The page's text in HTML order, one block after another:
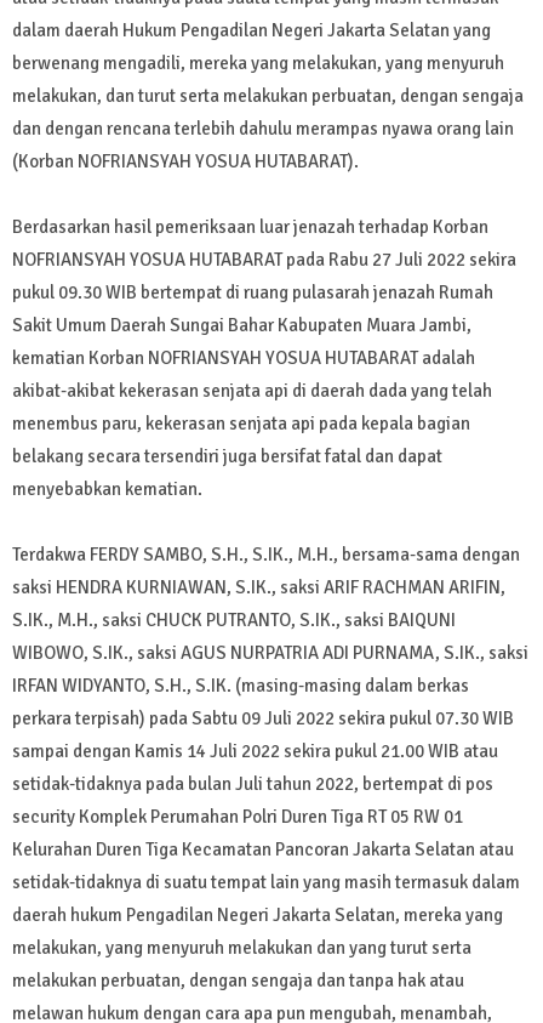
dalam daerah Hukum Pengadilan Negeri Jakarta Selatan yang
berwenang mengadili, mereka yang melakukan, yang menyuruh
melakukan, dan turut serta melakukan perbuatan, dengan sengaja
dan dengan rencana terlebih dahulu merampas nyawa orang lain
(Korban NOFRIANSYAH YOSUA HUTABARAT).
Berdasarkan hasil pemeriksaan luar jenazah terhadap Korban
NOFRIANSYAH YOSUA HUTABARAT pada Rabu 27 Juli 2022 sekira
pukul 09.30 WIB bertempat di ruang pulasarah jenazah Rumah
Sakit Umum Daerah Sungai Bahar Kabupaten Muara Jambi,
kematian Korban NOFRIANSYAH YOSUA HUTABARAT adalah
akibat-akibat kekerasan senjata api di daerah dada yang telah
menembus paru, kekerasan senjata api pada kepala bagian
belakang secara tersendiri juga bersifat fatal dan dapat
menyebabkan kematian.
Terdakwa FERDY SAMBO, S.H., S.IK., M.H., bersama-sama dengan
saksi HENDRA KURNIAWAN, S.IK., saksi ARIF RACHMAN ARIFIN,
S.IK., M.H., saksi CHUCK PUTRANTO, S.IK., saksi BAIQUNI
WIBOWO, S.IK., saksi AGUS NURPATRIA ADI PURNAMA, S.IK., saksi
IRFAN WIDYANTO, S.H., S.IK. (masing-masing dalam berkas
perkara terpisah) pada Sabtu 09 Juli 2022 sekira pukul 07.30 WIB
sampai dengan Kamis 14 Juli 2022 sekira pukul 21.00 WIB atau
setidak-tidaknya pada bulan Juli tahun 2022, bertempat di pos
security Komplek Perumahan Polri Duren Tiga RT 05 RW 01
Kelurahan Duren Tiga Kecamatan Pancoran Jakarta Selatan atau
setidak-tidaknya di suatu tempat lain yang masih termasuk dalam
daerah hukum Pengadilan Negeri Jakarta Selatan, mereka yang
melakukan, yang menyuruh melakukan dan yang turut serta
melakukan perbuatan, dengan sengaja dan tanpa hak atau
melawan hukum dengan cara apa pun mengubah, menambah,